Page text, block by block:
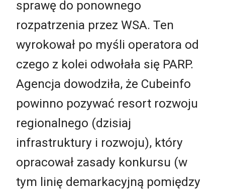
sprawę do ponownego
rozpatrzenia przez WSA. Ten
wyrokował po myśli operatora od
czego z kolei odwołała się PARP.
Agencja dowodziła, że Cubeinfo
powinno pozywać resort rozwoju
regionalnego (dzisiaj
infrastruktury i rozwoju), który
opracował zasady konkursu (w
tym linię demarkacyjną pomiędzy